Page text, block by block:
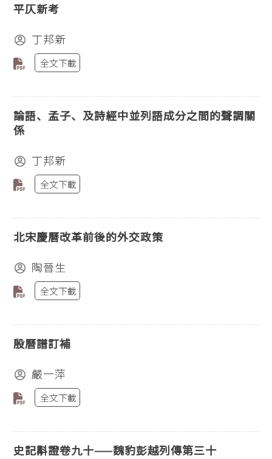
平仄新考
丁邦新
全文下載
論語、孟子、及詩經中並列語成分之間的聲調關
係
丁邦新
全文下載
北宋慶曆改革前後的外交政策
陶晉生
全文下載
殷曆譜訂補
嚴一萍
全文下載
史記斠證卷九十——魏豹彭越列傳第三十